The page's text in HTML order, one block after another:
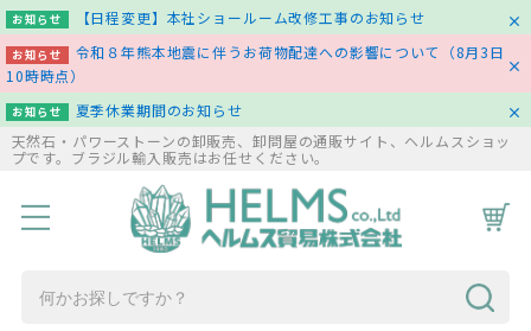
お知らせ 【日程変更】本社ショールーム改修工事のお知らせ
お知らせ
令和８年熊本地震に伴うお荷物配達への影響について（8月3日
10時時点）
お知らせ
夏季休業期間のお知らせ
天然石・パワーストーンの卸販売、卸問屋の通販サイト、ヘルムスショッ
プです。ブラジル輸入販売はお任せください。
HOME 商品一覧 お問い合わせ